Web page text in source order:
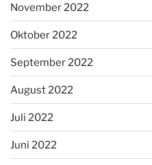
November 2022
Oktober 2022
September 2022
August 2022
Juli 2022
Juni 2022